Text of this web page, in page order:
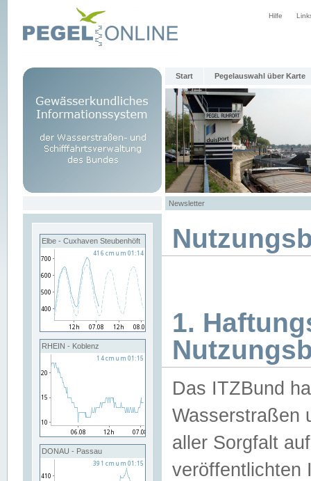
Hilfe
Start Pegelauswahl über Karte
Newsletter
Elbe - Cuxhaven Steubenhöft
RHEIN - Koblenz
DONAU - Passau
1.
Das ITZBund
Wasserstraßen
aller Sorgfalt
veröffentlichten